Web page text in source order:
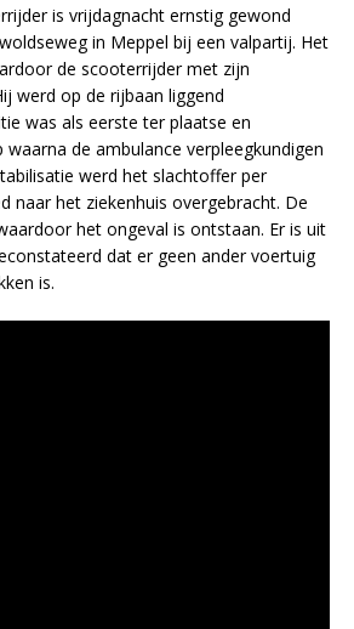
is vrijdagnacht ernstig gewond
in Meppel bij een valpartij. Het
de scooterrijder met zijn
werd op de rijbaan liggend
was als eerste ter plaatse en
waarna de ambulance verpleegkundigen
werd het slachtoffer per
naar het ziekenhuis overgebracht. De
het ongeval is ontstaan. Er is uit
dat er geen ander voertuig
is.